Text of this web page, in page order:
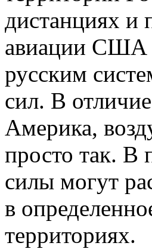
дистанциях и
авиации США
русским
сил. В
Америка,
просто так. В
силы могут
в
территориях.